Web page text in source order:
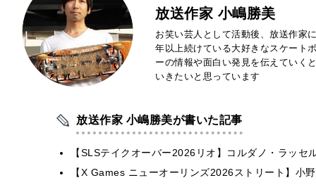
放送作家 小嶋勝美
お笑い芸人として活動後、放送作家
年以上続けている大好きなスケート
ーの情報や面白い発見を伝えていく
いきたいと思っています
放送作家 小嶋勝美が書いた記事
【SLSテイクオーバー2026リオ】コルダノ・ラッ
【X Games ニューオーリンズ2026ストリート】小